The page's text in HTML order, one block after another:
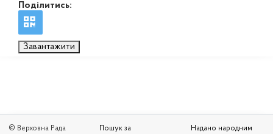
Поділитись:
Завантажити
© Верховна Рада
Пошук за
Надано народним